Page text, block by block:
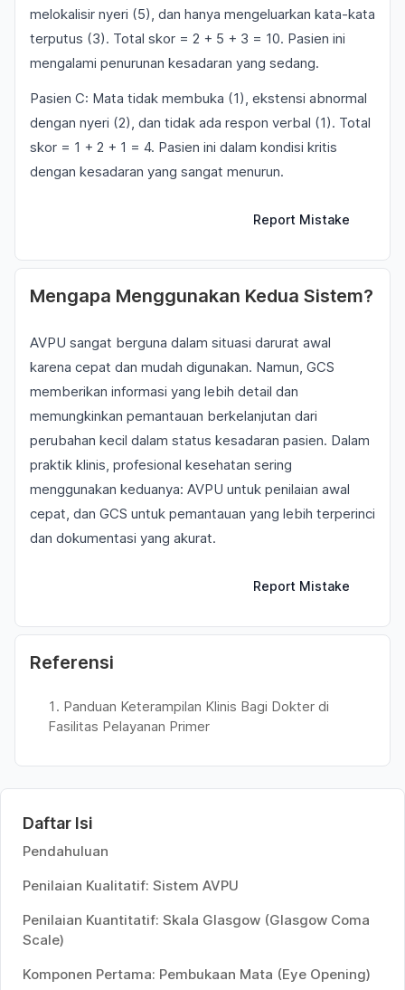
melokalisir nyeri (5), dan hanya mengeluarkan kata-kata
terputus (3). Total skor = 2 + 5 + 3 = 10. Pasien ini
mengalami penurunan kesadaran yang sedang.
Pasien C: Mata tidak membuka (1), ekstensi abnormal
dengan nyeri (2), dan tidak ada respon verbal (1). Total
skor = 1 + 2 + 1 = 4. Pasien ini dalam kondisi kritis
dengan kesadaran yang sangat menurun.
Report Mistake
Mengapa Menggunakan Kedua Sistem?
AVPU sangat berguna dalam situasi darurat awal
karena cepat dan mudah digunakan. Namun, GCS
memberikan informasi yang lebih detail dan
memungkinkan pemantauan berkelanjutan dari
perubahan kecil dalam status kesadaran pasien. Dalam
praktik klinis, profesional kesehatan sering
menggunakan keduanya: AVPU untuk penilaian awal
cepat, dan GCS untuk pemantauan yang lebih terperinci
dan dokumentasi yang akurat.
Report Mistake
Referensi
Panduan Keterampilan Klinis Bagi Dokter di
Fasilitas Pelayanan Primer
Daftar Isi
Pendahuluan
Penilaian Kualitatif: Sistem AVPU
Penilaian Kuantitatif: Skala Glasgow (Glasgow Coma
Scale)
Komponen Pertama: Pembukaan Mata (Eye Opening)